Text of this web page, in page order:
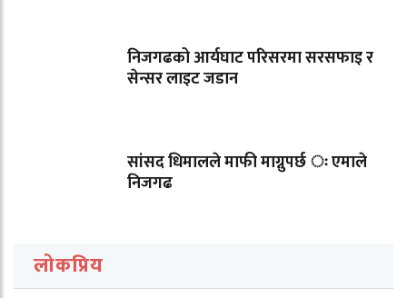
निजगढको आर्यघाट परिसरमा सरसफाइ र
सेन्सर लाइट जडान
सांसद धिमालले माफी माग्नुपर्छ ः एमाले
निजगढ
लोकप्रिय